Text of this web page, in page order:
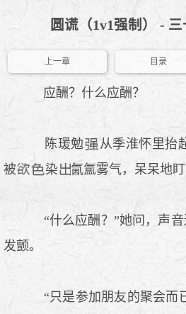
圆谎（1v1强制） -
上一章 目录
应酬？什么应酬？
陈瑗勉 从季淮怀里抬
被
染 氤氲雾气，呆呆地盯
“什么应酬？”她问，声音
发颤。
“只是参加朋友的聚会而